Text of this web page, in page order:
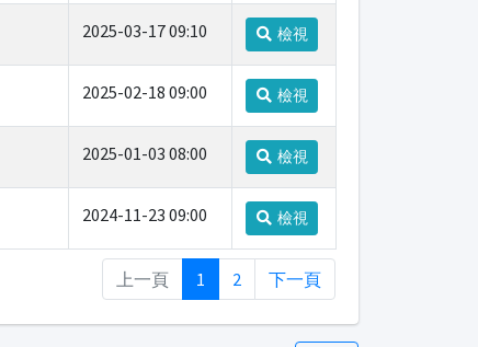
2025-03-17 09:10 檢視
2025-02-18 09:00 檢視
2025-01-03 08:00 檢視
2024-11-23 09:00 檢視
上一頁 1 2 下一頁